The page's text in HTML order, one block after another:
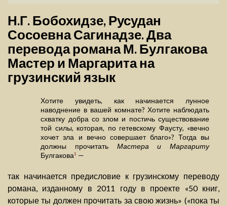
Н.Г. Бобохидзе, Русудан
Сосоевна Сагинадзе. Два
перевода романа М. Булгакова
Мастер и Маргарита на
грузинский язык
Хотите увидеть, как начинается лунное
наводнение в вашей комнате? Хотите наблюдать
схватку добра со злом и постичь существование
той силы, которая, по гетевскому Фаусту, «вечно
хочет зла и вечно совершает благо»? Тогда вы
должны прочитать Мастера и Маргариту
Булгакова1 —
так начинается предисловие к грузинскому переводу
романа, изданному в 2011 году в проекте «50 книг,
которые ты должен прочитать за свою жизнь» («пока ты